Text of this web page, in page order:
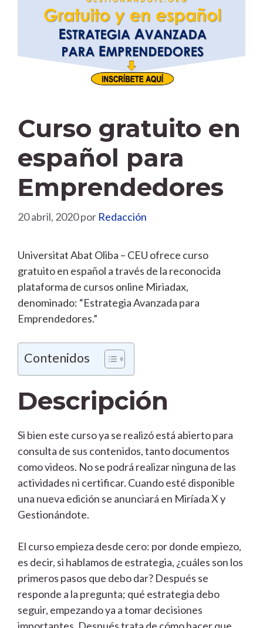
Curso gratuito en
español para
Emprendedores
20 abril, 2020por Redacción
Universitat Abat Oliba – CEU ofrece curso
gratuito en español a través de la reconocida
plataforma de cursos online Miriadax,
denominado: “Estrategia Avanzada para
Emprendedores.”
Contenidos
Descripción
Si bien este curso ya se realizó está abierto para
consulta de sus contenidos, tanto documentos
como videos. No se podrá realizar ninguna de las
actividades ni certificar. Cuando esté disponible
una nueva edición se anunciará en Miríada X y
Gestionándote.
El curso empieza desde cero: por donde empiezo,
es decir, si hablamos de estrategia, ¿cuáles son los
primeros pasos que debo dar? Después se
responde a la pregunta; qué estrategia debo
seguir, empezando ya a tomar decisiones